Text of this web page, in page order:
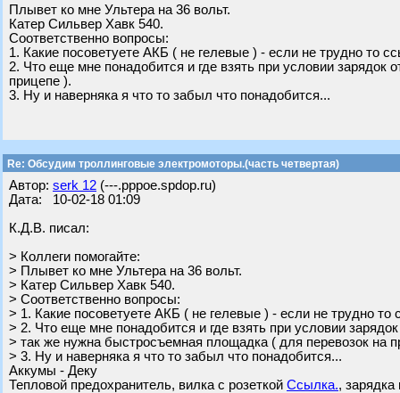
Плывет ко мне Ультера на 36 вольт.
Катер Сильвер Хавк 540.
Соответственно вопросы:
1. Какие посоветуете АКБ ( не гелевые ) - если не трудно то
2. Что еще мне понадобится и где взять при условии
прицепе ).
3. Ну и наверняка я что то забыл что понадобится...
Re: Обсудим троллинговые электромоторы.(часть четвертая)
Автор: serk 12 (---.pppoe.spdop.ru)
Дата: 10-02-18 01:09
К.Д.В. писал:
> Коллеги помогайте:
> Плывет ко мне Ультера на 36 вольт.
> Катер Сильвер Хавк 540.
> Соответственно вопросы:
> 1. Какие посоветуете АКБ ( не гелевые ) - если не трудно то
> 2. Что еще мне понадобится и где взять при условии
> так же нужна быстросъемная площадка ( для перевозок на
> 3. Ну и наверняка я что то забыл что понадобится...
Аккумы - Деку
Тепловой предохранитель, вилка с розеткой Ссылка.,